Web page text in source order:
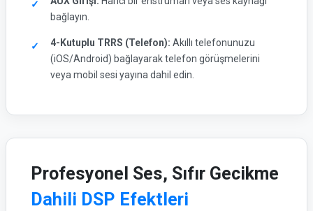
bağlayın.
4-Kutuplu TRRS (Telefon): Akıllı telefonunuzu
(iOS/Android) bağlayarak telefon görüşmelerini
veya mobil sesi yayına dahil edin.
Profesyonel Ses, Sıfır Gecikme
Dahili DSP Efektleri